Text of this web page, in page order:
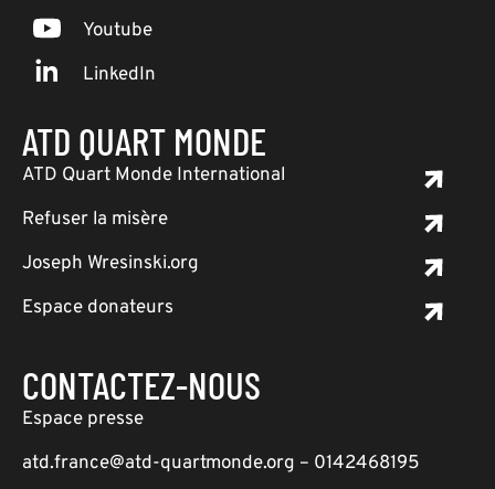
Youtube
LinkedIn
ATD QUART MONDE
ATD Quart Monde International
Refuser la misère
Joseph Wresinski.org
Espace donateurs
CONTACTEZ-NOUS
Espace presse
atd.france@atd-quartmonde.org – 0142468195